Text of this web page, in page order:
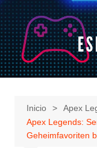
Saltar
al
contenido
Inicio
Apex
Apex Legends:
Geheimfavoriten